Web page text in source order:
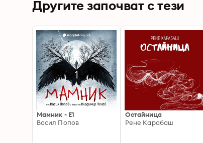
Другите започват с тези
Мамник - E1
Васил Попов
Остайница
Рене Карабаш